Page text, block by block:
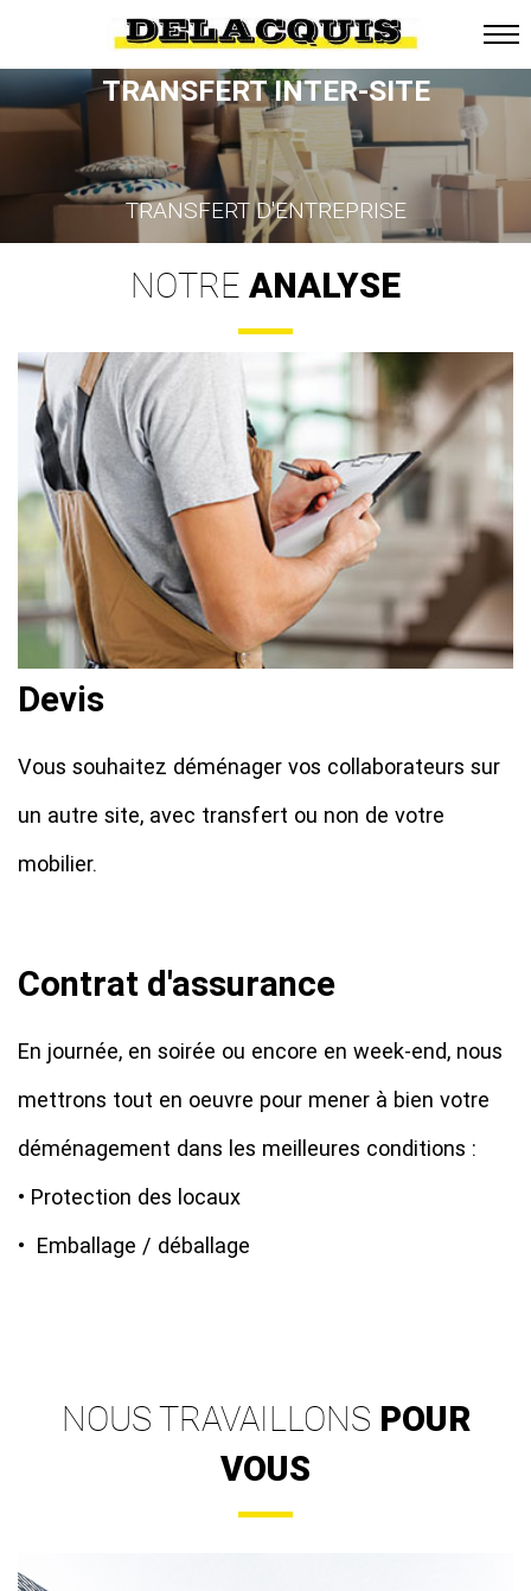
TRANSFERT INTER-SITE
TRANSFERT D'ENTREPRISE
NOTRE ANALYSE
Devis
Vous souhaitez déménager vos collaborateurs sur
un autre site, avec transfert ou non de votre
mobilier.
Contrat d'assurance
En journée, en soirée ou encore en week-end, nous
mettrons tout en oeuvre pour mener à bien votre
déménagement dans les meilleures conditions :
• Protection des locaux
• Emballage / déballage
NOUS TRAVAILLONS POUR
VOUS